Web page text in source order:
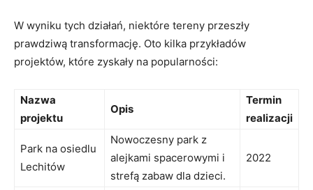
W wyniku tych działań, niektóre tereny przeszły
prawdziwą transformację. Oto kilka przykładów
projektów, które zyskały na popularności:
Nazwa
projektu
Opis
Termin
realizacji
Park na osiedlu
Lechitów
Nowoczesny park z
alejkami spacerowymi i
strefą zabaw dla dzieci.
2022